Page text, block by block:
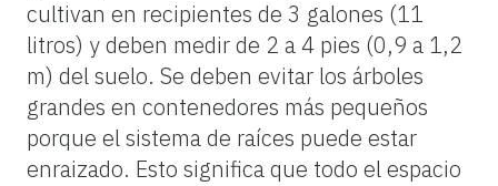
cultivan en recipientes de 3 galones (11
litros) y deben medir de 2 a 4 pies (0,9 a 1,2
m) del suelo. Se deben evitar los árboles
grandes en contenedores más pequeños
porque el sistema de raíces puede estar
enraizado. Esto significa que todo el espacio